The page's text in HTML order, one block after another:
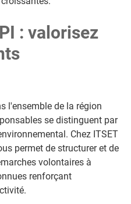
: valorisez
l'ensemble de la région
se distinguent par
Chez ITSET
permet de structurer et de
volontaires à
renforçant